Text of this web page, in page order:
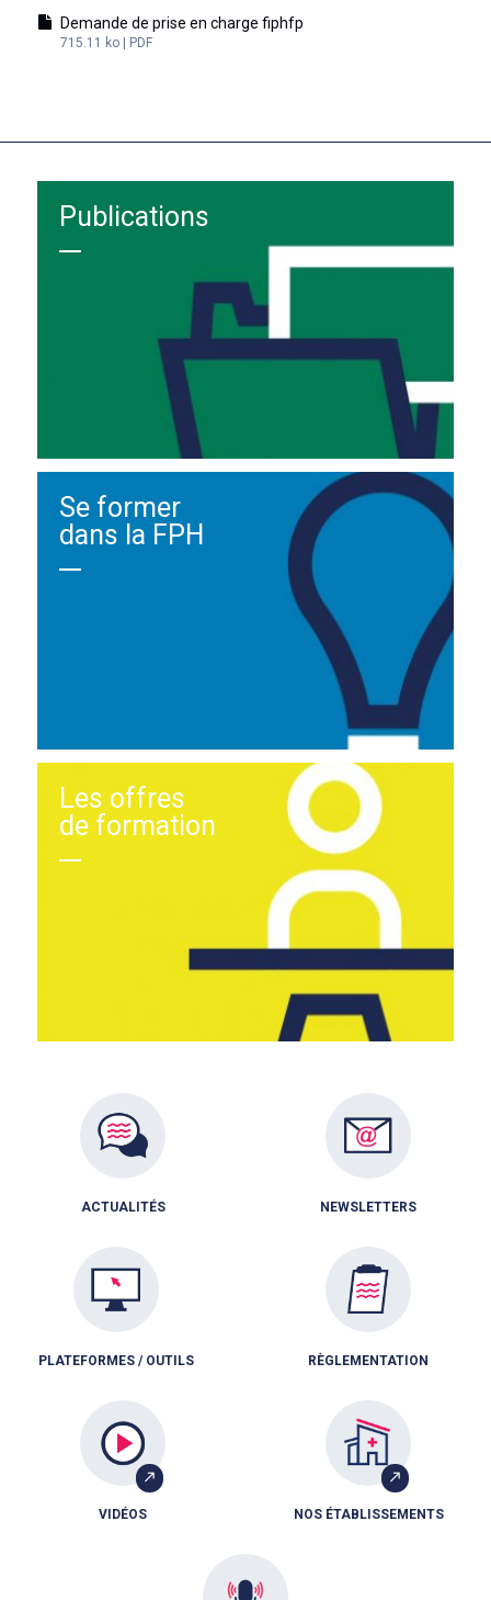
Demande de prise en charge fiphfp
715.11 ko | PDF
Publications
Se former
dans la FPH
Les offres
de formation
ACTUALITÉS NEWSLETTERS
PLATEFORMES / OUTILS RÈGLEMENTATION
VIDÉOS NOS ÉTABLISSEMENTS